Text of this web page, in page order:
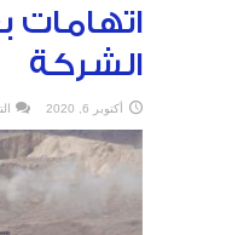
اتهامات
الشركة
أكتوبر 6, 2020